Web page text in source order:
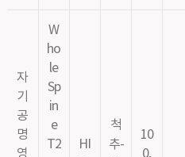
자
기
공
명
영
W
ho
le
Sp
in
e
T2
HI
척
추-
10
0,